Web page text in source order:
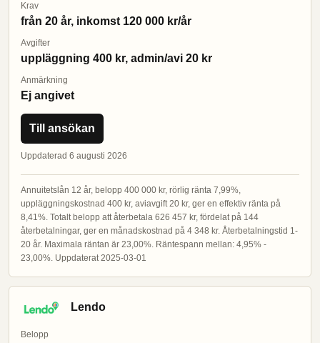
Krav
från 20 år, inkomst 120 000 kr/år
Avgifter
uppläggning 400 kr, admin/avi 20 kr
Anmärkning
Ej angivet
Till ansökan
Uppdaterad 6 augusti 2026
Annuitetslån 12 år, belopp 400 000 kr, rörlig ränta 7,99%,
uppläggningskostnad 400 kr, aviavgift 20 kr, ger en effektiv ränta på
8,41%. Totalt belopp att återbetala 626 457 kr, fördelat på 144
återbetalningar, ger en månadskostnad på 4 348 kr. Återbetalningstid 1-
20 år. Maximala räntan är 23,00%. Räntespann mellan: 4,95% -
23,00%. Uppdaterat 2025-03-01
Lendo
Belopp